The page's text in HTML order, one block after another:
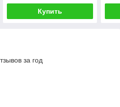
Купить
за год